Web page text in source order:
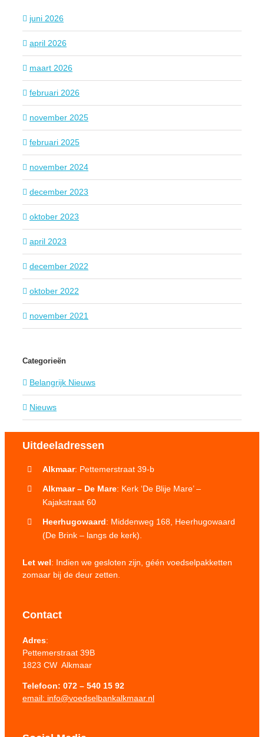
juni 2026
april 2026
maart 2026
februari 2026
november 2025
februari 2025
november 2024
december 2023
oktober 2023
april 2023
december 2022
oktober 2022
november 2021
Categorieën
Belangrijk Nieuws
Nieuws
Uitdeeladressen
Alkmaar: Pettemerstraat 39-b
Alkmaar – De Mare: Kerk ‘De Blije Mare’ –
Kajakstraat 60
Heerhugowaard: Middenweg 168, Heerhugowaard
(De Brink – langs de kerk).
Let wel: Indien we gesloten zijn, géén voedselpakketten
zomaar bij de deur zetten.
Contact
Adres:
Pettemerstraat 39B
1823 CW Alkmaar
Telefoon: 072 – 540 15 92
email: info@voedselbankalkmaar.nl